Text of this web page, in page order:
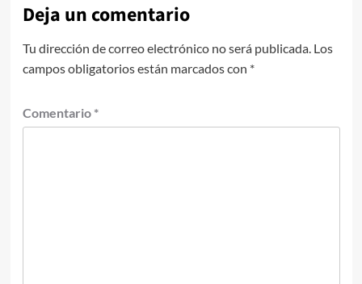
Deja un comentario
Tu dirección de correo electrónico no será publicada. Los
campos obligatorios están marcados con *
Comentario *